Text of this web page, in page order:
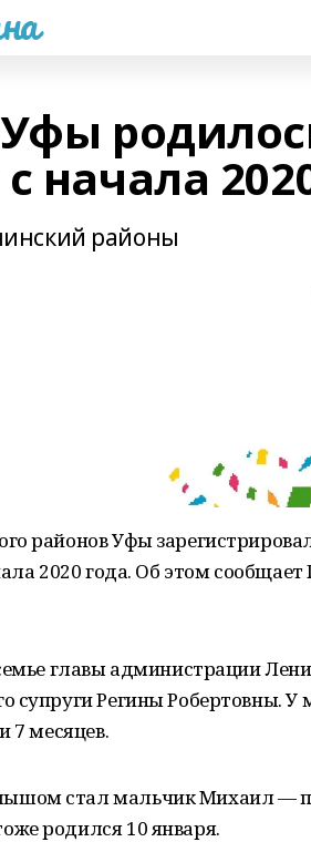
начала
районы
районов Уфы
2020 года. Об этом сообщает
главы администрации
супруги Регины Робертовны. У
7 месяцев.
стал мальчик Михаил —
родился 10 января.